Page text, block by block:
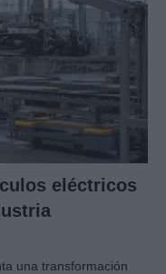
eléctricos
una transformación